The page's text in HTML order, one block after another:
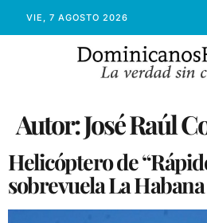
VIE, 7 AGOSTO 2026
Autor:José Raúl
Helicóptero de
sobrevuela La Habana